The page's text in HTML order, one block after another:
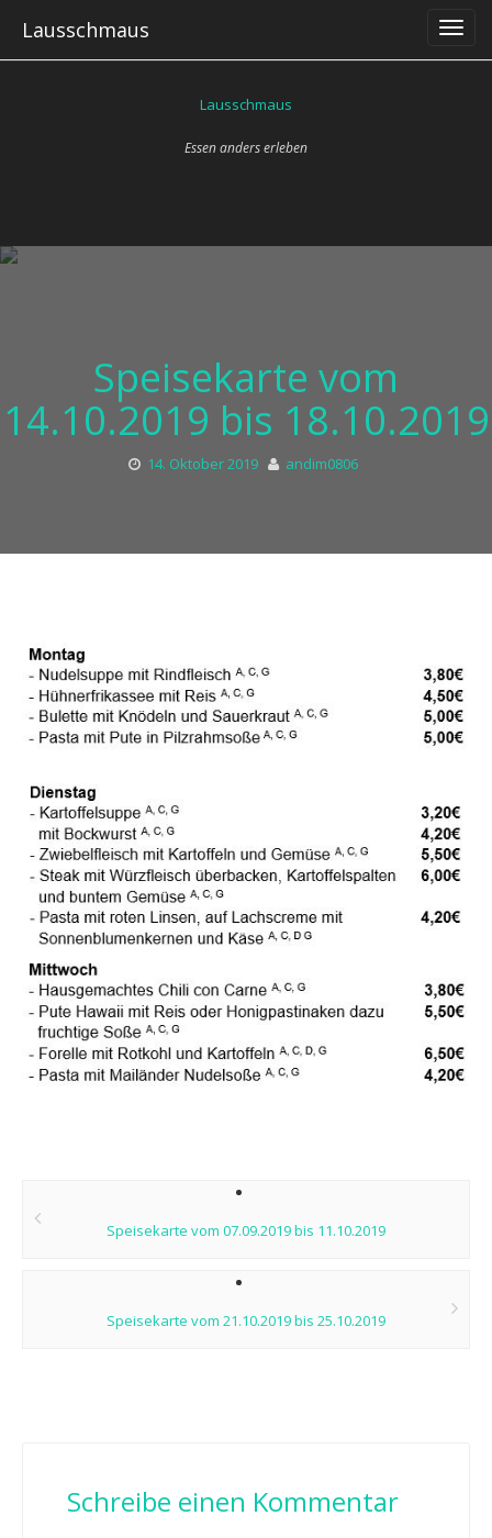
Lausschmaus
Lausschmaus
Essen anders erleben
Speisekarte vom
14.10.2019 bis 18.10.2019
14. Oktober 2019 andim0806
navigationSpeisekarte vom 07.09.2019 bis 11.10.2019
Speisekarte vom 21.10.2019 bis 25.10.2019
Schreibe einen Kommentar